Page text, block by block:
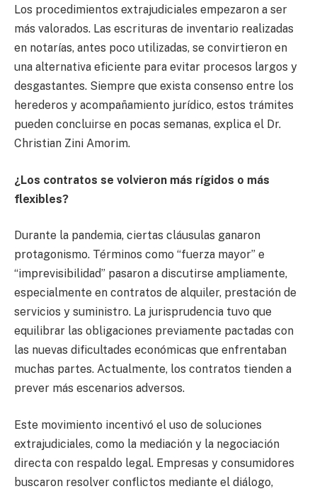
Los procedimientos extrajudiciales empezaron a ser
más valorados. Las escrituras de inventario realizadas
en notarías, antes poco utilizadas, se convirtieron en
una alternativa eficiente para evitar procesos largos y
desgastantes. Siempre que exista consenso entre los
herederos y acompañamiento jurídico, estos trámites
pueden concluirse en pocas semanas, explica el Dr.
Christian Zini Amorim.
¿Los contratos se volvieron más rígidos o más
flexibles?
Durante la pandemia, ciertas cláusulas ganaron
protagonismo. Términos como “fuerza mayor” e
“imprevisibilidad” pasaron a discutirse ampliamente,
especialmente en contratos de alquiler, prestación de
servicios y suministro. La jurisprudencia tuvo que
equilibrar las obligaciones previamente pactadas con
las nuevas dificultades económicas que enfrentaban
muchas partes. Actualmente, los contratos tienden a
prever más escenarios adversos.
Este movimiento incentivó el uso de soluciones
extrajudiciales, como la mediación y la negociación
directa con respaldo legal. Empresas y consumidores
buscaron resolver conflictos mediante el diálogo,